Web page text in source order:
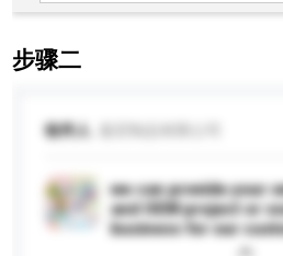
步骤二
收件人
we can provide your
and OEM project or
business for our